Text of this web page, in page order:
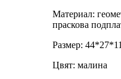
Материал:
праскова
Размер:
Цвят: малина